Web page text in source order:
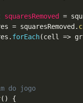
squaresRemoved =
= squaresRemoved .
. forEach(cell =>
do jogo
( )
{